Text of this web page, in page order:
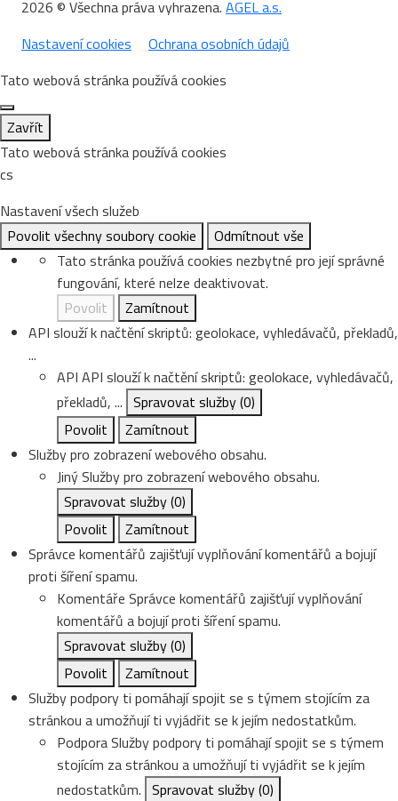
2026 © Všechna práva vyhrazena. AGEL a.s.
Nastavení cookies
Ochrana osobních údajů
Tato webová stránka používá cookies
Zavřít
Tato webová stránka používá cookies
cs
Nastavení všech služeb
Povolit všechny soubory cookie
Odmítnout vše
Tato stránka používá cookies nezbytné pro její správné
fungování, které nelze deaktivovat.
Povolit
Zamítnout
API slouží k načtění skriptů: geolokace, vyhledávačů, překladů,
...
API API slouží k načtění skriptů: geolokace, vyhledávačů,
překladů, ... Spravovat služby(0)
Povolit
Zamítnout
Služby pro zobrazení webového obsahu.
JinýSlužby pro zobrazení webového obsahu.
Spravovat služby(0)
Povolit
Zamítnout
Správce komentářů zajišťují vyplňování komentářů a bojují
proti šíření spamu.
Komentáře Správce komentářů zajišťují vyplňování
komentářů a bojují proti šíření spamu.
Spravovat služby(0)
Povolit
Zamítnout
Služby podpory ti pomáhají spojit se s týmem stojícím za
stránkou a umožňují ti vyjádřit se k jejím nedostatkům.
PodporaSlužby podpory ti pomáhají spojit se s týmem
stojícím za stránkou a umožňují ti vyjádřit se k jejím
nedostatkům. Spravovat služby(0)